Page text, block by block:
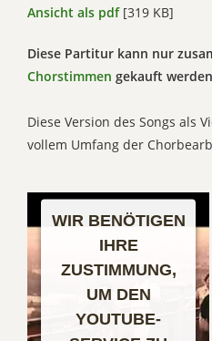
Ansicht als pdf[319 KB]
Diese Partitur kann nur
Chorstimmen gekauft
Diese Version des Songs als
vollem Umfang der
WIR BENÖTIGEN
IHRE
ZUSTIMMUNG,
UM DEN
YOUTUBE-